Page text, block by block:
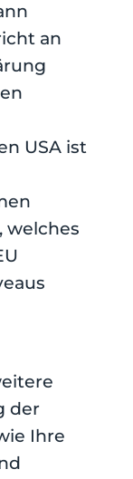
an
USA ist
welches
der
Ihre